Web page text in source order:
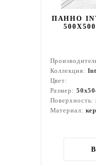
ПАННО
Коллекция:
Цвет:
Размер:
Поверхность:
Материал: